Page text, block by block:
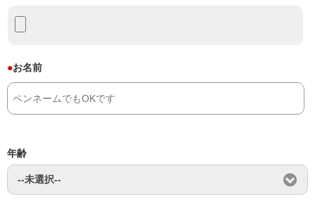
●お名前
年齢